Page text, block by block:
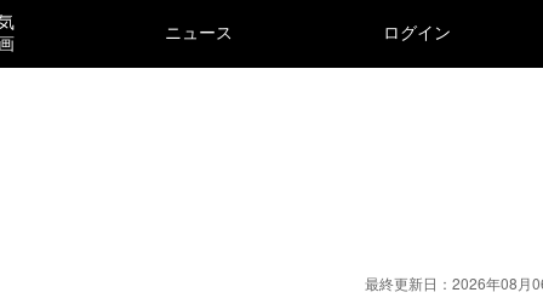
ニュース ログイン
最終更新日：2026年08月